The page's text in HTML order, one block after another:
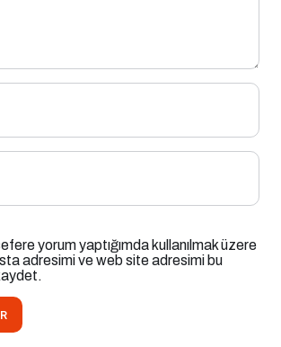
yorum yaptığımda kullanılmak üzere
adresimi ve web site adresimi bu